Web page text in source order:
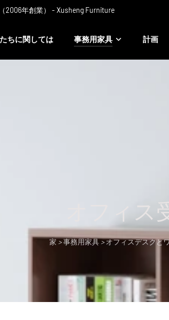
2006年創業） - Xusheng Furniture
ちに関しては 事務用家具 計画
オフィ
家 >事務用家具>オフィスデスクと